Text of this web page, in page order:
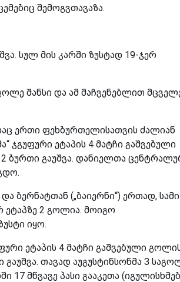
შემოგვთავაზა.
სულ მის კარში ზუსტად 19-ჯერ
შანსი და ამ მაჩვენებლით
ერთი ფეხბურთელისათვის ძალიან
ჯგუფური ეტაპის 4 მატჩი გაშვებული
გაუშვა. დანიელთა
და ბერნატთან („ბაიერნი“) ერთად, სამი
ეტაპზე 2 გოლია. მოიგო
იყო.
ეტაპის 4 მატჩი გაშვებული
თავად აუგუსტინსონმა 3
17 მწვავე პასი გააკეთა